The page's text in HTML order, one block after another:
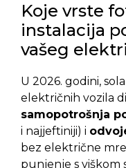
Koje vrste
instalacija
vašeg
U 2026. godini,
električnih vozila
samopotrošnja
i najjeftiniji) i
bez električne
punjenje s viškom